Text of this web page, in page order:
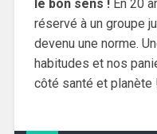
le bon sens !En 20
réservé à un groupe
devenu une norme.
habitudes et nos
côté santé et planète